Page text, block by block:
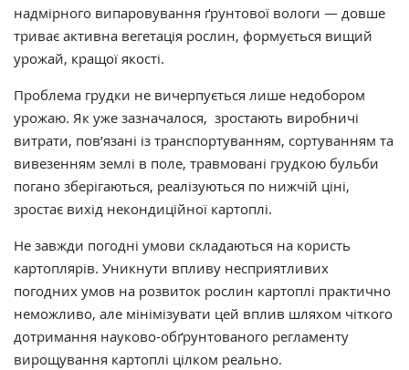
надмірного випаровування ґрунтової вологи — довше
триває активна вегетація рослин, формується вищий
урожай, кращої якості.
Проблема грудки не вичерпується лише недобором
урожаю. Як уже зазначалося, зростають виробничі
витрати, пов’язані із транспортуванням, сортуванням та
вивезенням землі в поле, травмовані грудкою бульби
погано зберігаються, реалізуються по нижчій ціні,
зростає вихід некондиційної картоплі.
Не завжди погодні умови складаються на користь
картоплярів. Уникнути впливу несприятливих
погодних умов на розвиток рослин картоплі практично
неможливо, але мінімізувати цей вплив шляхом чіткого
дотримання науково-обґрунтованого регламенту
вирощування картоплі цілком реально.